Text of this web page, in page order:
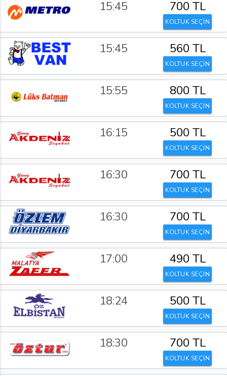
15:45 700 TL
KOLTUK SEÇİN
15:45 560 TL
KOLTUK SEÇİN
15:55 800 TL
KOLTUK SEÇİN
16:15 500 TL
KOLTUK SEÇİN
16:30 700 TL
KOLTUK SEÇİN
16:30 700 TL
KOLTUK SEÇİN
17:00 490 TL
KOLTUK SEÇİN
18:24 500 TL
KOLTUK SEÇİN
18:30 700 TL
KOLTUK SEÇİN